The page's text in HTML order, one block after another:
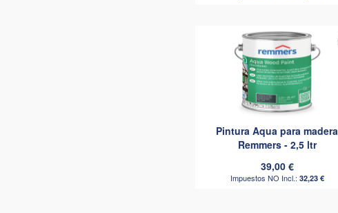
Pintura Aqua para madera
Remmers - 2,5 ltr
39,00 €
32,23 €